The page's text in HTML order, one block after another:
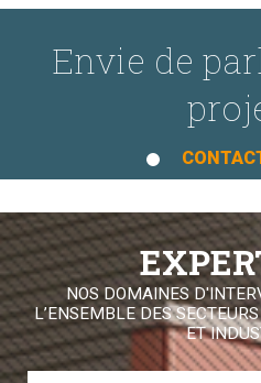
Envie de
NOS DOMAINES
L’ENSEMBLE DES
ET